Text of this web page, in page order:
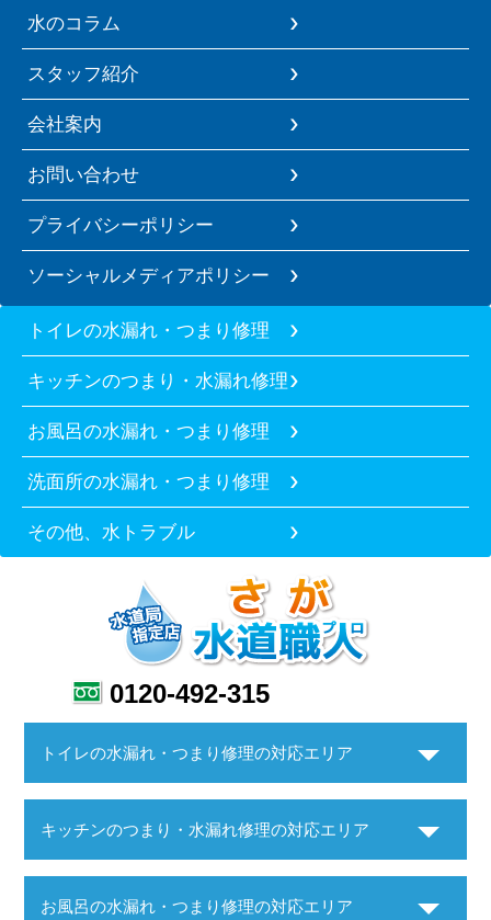
水のコラム
スタッフ紹介
会社案内
お問い合わせ
プライバシーポリシー
ソーシャルメディアポリシー
トイレの水漏れ・つまり修理
キッチンのつまり・水漏れ修理
お風呂の水漏れ・つまり修理
洗面所の水漏れ・つまり修理
その他、水トラブル
0120-492-315
トイレの水漏れ・つまり修理の対応エリア
キッチンのつまり・水漏れ修理の対応エリア
お風呂の水漏れ・つまり修理の対応エリア